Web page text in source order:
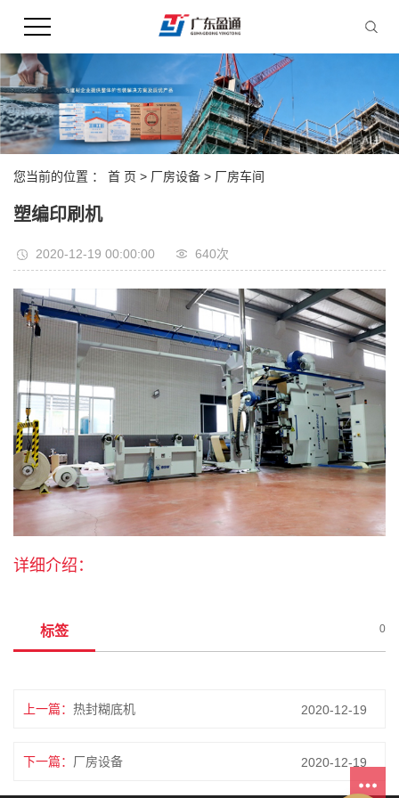
您当前的位置 ： 首 页 > 厂房设备 > 厂房车间
塑编印刷机
2020-12-19 00:00:00 640次
详细介绍：
标签 0
上一篇： 热封糊底机 2020-12-19
下一篇： 厂房设备 2020-12-19